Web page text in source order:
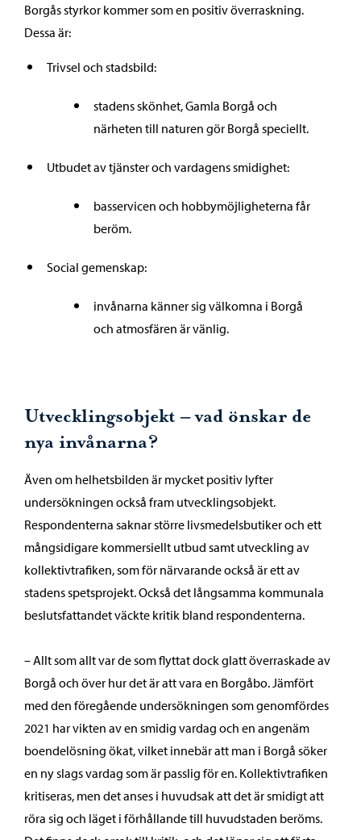
Borgås styrkor kommer som en positiv överraskning.
Dessa är:
Trivsel och stadsbild:
stadens skönhet, Gamla Borgå och
närheten till naturen gör Borgå speciellt.
Utbudet av tjänster och vardagens smidighet:
basservicen och hobbymöjligheterna får
beröm.
Social gemenskap:
invånarna känner sig välkomna i Borgå
och atmosfären är vänlig.
Utvecklingsobjekt – vad önskar de
nya invånarna?
Även om helhetsbilden är mycket positiv lyfter
undersökningen också fram utvecklingsobjekt.
Respondenterna saknar större livsmedelsbutiker och ett
mångsidigare kommersiellt utbud samt utveckling av
kollektivtrafiken, som för närvarande också är ett av
stadens spetsprojekt. Också det långsamma kommunala
beslutsfattandet väckte kritik bland respondenterna.
– Allt som allt var de som flyttat dock glatt överraskade av
Borgå och över hur det är att vara en Borgåbo. Jämfört
med den föregående undersökningen som genomfördes
2021 har vikten av en smidig vardag och en angenäm
boendelösning ökat, vilket innebär att man i Borgå söker
en ny slags vardag som är passlig för en. Kollektivtrafiken
kritiseras, men det anses i huvudsak att det är smidigt att
röra sig och läget i förhållande till huvudstaden beröms.